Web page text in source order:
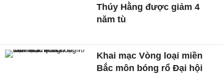
Thúy Hằng được giảm 4
năm tù
Khai mạc Vòng loại miền
Bắc môn bóng rổ Đại hội